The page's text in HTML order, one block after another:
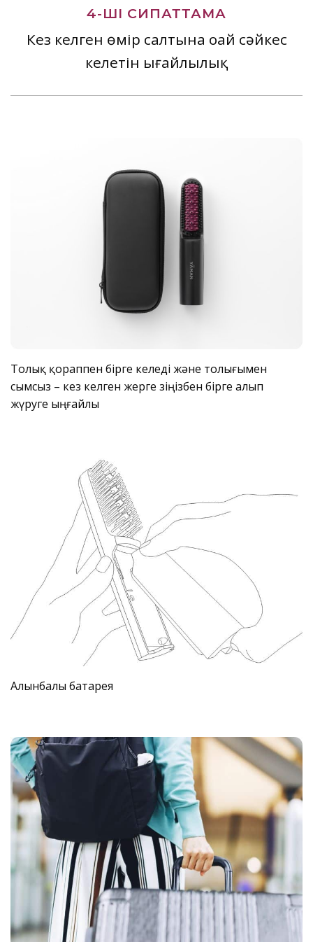
4-ШІ СИПАТТАМА
Кез келген өмір салтына оңай сәйкес
келетін ыңғайлылық
Толық қораппен бірге келеді және толығымен
сымсыз – кез келген жерге өзіңізбен бірге алып
жүруге ыңғайлы
Алынбалы батарея